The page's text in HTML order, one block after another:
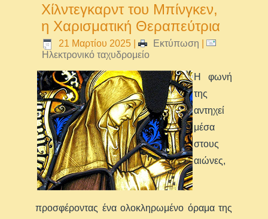
Χίλντεγκαρντ του Μπίνγκεν,
η Χαρισματική Θεραπεύτρια
21 Μαρτίου 2025 | Εκτύπωση
Ηλεκτρονικό ταχυδρομείο
Η φωνή
της
αντηχεί
μέσα
στους
αιώνες,
προσφέροντας ένα ολοκληρωμένο όραμα της